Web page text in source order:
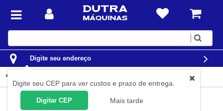
Digite
Digite seu endereço
Digite seu CEP para ver custos e prazo de entrega.
Digitar CEP Mais tarde
Ferramentas Ferramentas a Bateria
Acessórios para
Ferramentas a Bateria
Carregadores e Baterias